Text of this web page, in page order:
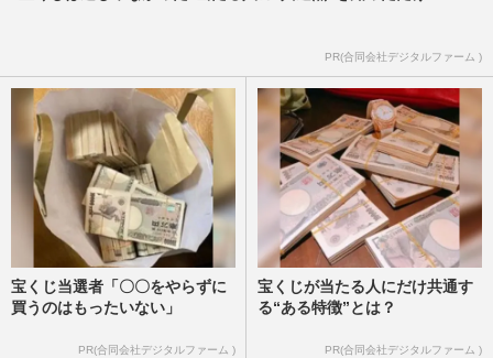
PR(合同会社デジタルファーム )
宝くじ当選者「〇〇をやらずに
買うのはもったいない」
PR(合同会社デジタルファーム )
宝くじが当たる人にだけ共通す
る“ある特徴”とは？
PR(合同会社デジタルファーム )